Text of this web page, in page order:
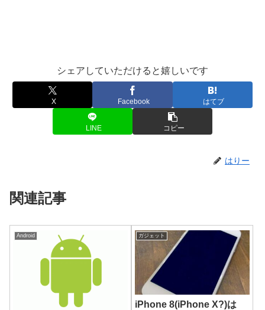
シェアしていただけると嬉しいです
X Facebook はてブ
LINE コピー
はりー
関連記事
Android ガジェット
iPhone 8(iPhone X?)は